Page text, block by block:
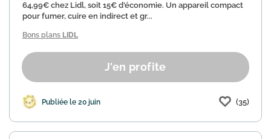
64,99€ chez Lidl, soit 15€ d'économie. Un appareil compact
pour fumer, cuire en indirect et gr...
Bons plans LIDL
J'en profite
Publiée le 20 juin (35)